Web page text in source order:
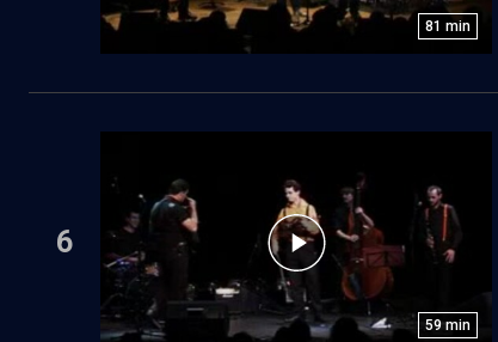
81 min
6
59 min